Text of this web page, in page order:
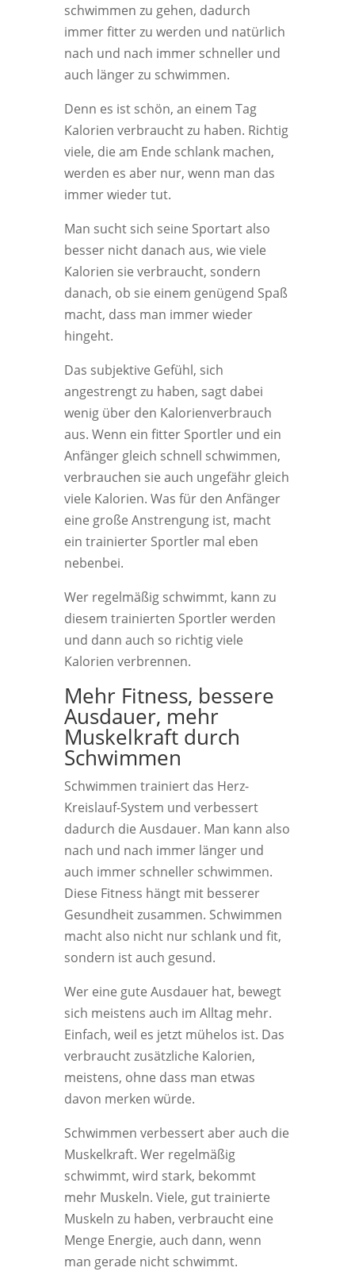
schwimmen zu gehen, dadurch
immer fitter zu werden und natürlich
nach und nach immer schneller und
auch länger zu schwimmen.
Denn es ist schön, an einem Tag
Kalorien verbraucht zu haben. Richtig
viele, die am Ende schlank machen,
werden es aber nur, wenn man das
immer wieder tut.
Man sucht sich seine Sportart also
besser nicht danach aus, wie viele
Kalorien sie verbraucht, sondern
danach, ob sie einem genügend Spaß
macht, dass man immer wieder
hingeht.
Das subjektive Gefühl, sich
angestrengt zu haben, sagt dabei
wenig über den Kalorienverbrauch
aus. Wenn ein fitter Sportler und ein
Anfänger gleich schnell schwimmen,
verbrauchen sie auch ungefähr gleich
viele Kalorien. Was für den Anfänger
eine große Anstrengung ist, macht
ein trainierter Sportler mal eben
nebenbei.
Wer regelmäßig schwimmt, kann zu
diesem trainierten Sportler werden
und dann auch so richtig viele
Kalorien verbrennen.
Mehr Fitness, bessere
Ausdauer, mehr
Muskelkraft durch
Schwimmen
Schwimmen trainiert das Herz-
Kreislauf-System und verbessert
dadurch die Ausdauer. Man kann also
nach und nach immer länger und
auch immer schneller schwimmen.
Diese Fitness hängt mit besserer
Gesundheit zusammen. Schwimmen
macht also nicht nur schlank und fit,
sondern ist auch gesund.
Wer eine gute Ausdauer hat, bewegt
sich meistens auch im Alltag mehr.
Einfach, weil es jetzt mühelos ist. Das
verbraucht zusätzliche Kalorien,
meistens, ohne dass man etwas
davon merken würde.
Schwimmen verbessert aber auch die
Muskelkraft. Wer regelmäßig
schwimmt, wird stark, bekommt
mehr Muskeln. Viele, gut trainierte
Muskeln zu haben, verbraucht eine
Menge Energie, auch dann, wenn
man gerade nicht schwimmt.